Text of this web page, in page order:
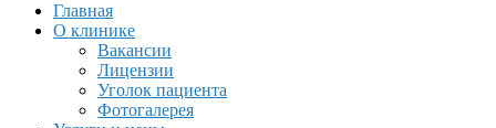
Главная
О клинике
Вакансии
Лицензии
Уголок пациента
Фотогалерея